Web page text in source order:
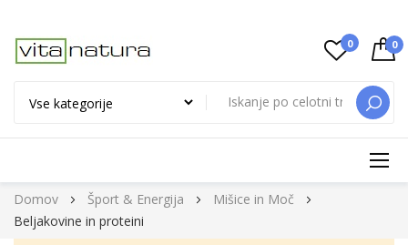
0 0
Preskoči
na
vsebino
Domov Šport & Energija
Mišice in Moč
Beljakovine in proteini